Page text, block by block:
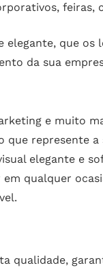
feiras,
que
da sua
e muito
que represente a
elegante e
qualquer
qualidade,